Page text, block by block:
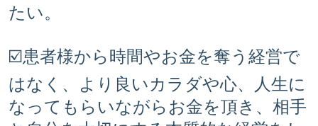
たい。
☑️患者様から時間やお金を奪う経営で
はなく、より良いカラダや心、人生に
なってもらいながらお金を頂き、相手